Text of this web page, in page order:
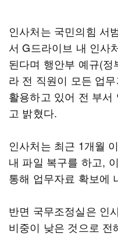
인사처는 국민의힘 서
서 G드라이브 내 인사
된다며 행안부 예규(
라 전 직원이 모든 업
활용하고 있어 전 부
고 밝혔다.
인사처는 최근 1개월
내 파일 복구를 하고,
통해 업무자료 확보에
반면 국무조정실은 인
비중이 낮은 것으로 전